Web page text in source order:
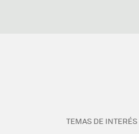
TEMAS DE INTERÉS